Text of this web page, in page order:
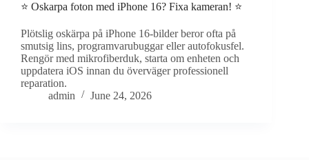
⭐ Oskarpa foton med iPhone 16? Fixa kameran! ⭐
Plötslig oskärpa på iPhone 16-bilder beror ofta på
smutsig lins, programvarubuggar eller autofokusfel.
Rengör med mikrofiberduk, starta om enheten och
uppdatera iOS innan du överväger professionell
reparation.
admin
June 24, 2026